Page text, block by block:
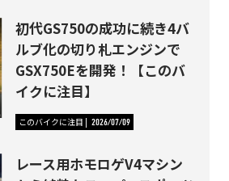
初代GS750の成功に続き4バ
ルブ化の切り札エンジンで
GSX750Eを開発！【このバ
イクに注目】
このバイクに注目 2026/07/09
レース用ホモロゲV4マシン